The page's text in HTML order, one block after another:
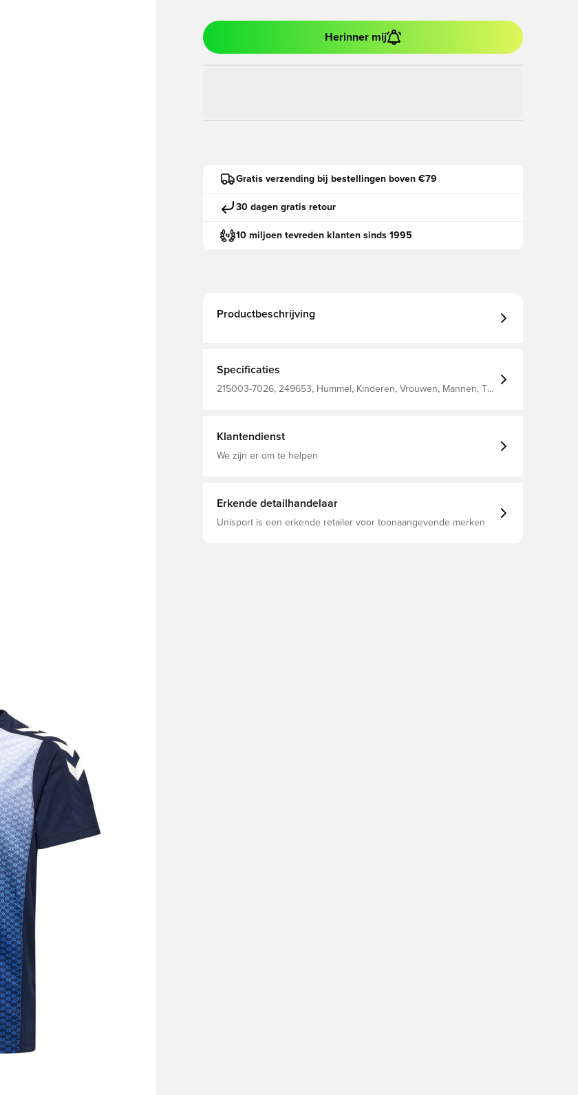
Herinner mij
Gratis verzending bij bestellingen boven €79
30 dagen gratis retour
10 miljoen tevreden klanten sinds 1995
Productbeschrijving
Specificaties
215003-7026, 249653, Hummel, Kinderen, Vrouwen, Mannen, T-
Klantendienst
We zijn er om te helpen
Erkende detailhandelaar
Unisport is een erkende retailer voor toonaangevende merken